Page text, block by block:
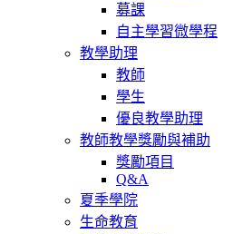
募課
自主學習微學程
教學助理
教師
學生
優良教學助理
教師教學獎勵與補助
獎勵項目
Q&A
夏季學院
生命教育